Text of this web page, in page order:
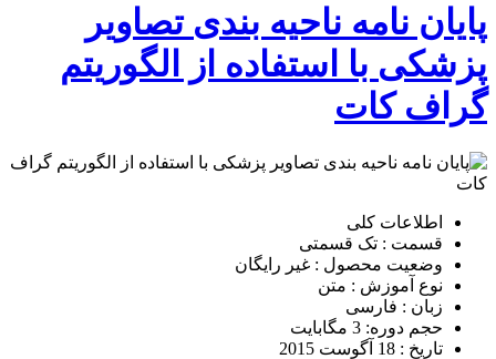
پایان نامه ناحیه بندی تصاویر
پزشکی با استفاده از الگوریتم
گراف کات
اطلاعات کلی
قسمت : تک قسمتی
وضعیت محصول : غیر رایگان
نوع آموزش : متن
زبان : فارسی
حجم دوره: 3 مگابایت
تاریخ : 18 آگوست 2015